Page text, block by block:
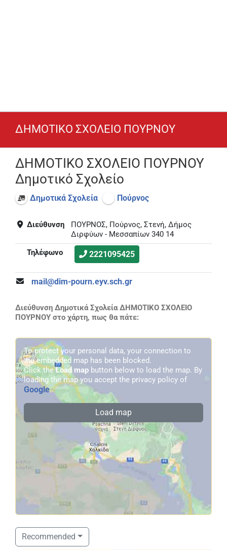
ΔΗΜΟΤΙΚΟ ΣΧΟΛΕΙΟ ΠΟΥΡΝΟΥ
ΔΗΜΟΤΙΚΟ ΣΧΟΛΕΙΟ ΠΟΥΡΝΟΥ
Δημοτικό Σχολείο
Δημοτικά Σχολεία Πούρνος
Διεύθυνση
ΠΟΥΡΝΟΣ, Πούρνος, Στενή, Δήμος
Διρφύων - Μεσσαπίων 340 14
Τηλέφωνο
2221095425
mail@dim-pourn.eyv.sch.gr
Διεύθυνση Δημοτικά Σχολεία ΔΗΜΟΤΙΚΟ ΣΧΟΛΕΙΟ
ΠΟΥΡΝΟΥ στο χάρτη, πως θα πάτε:
To protect your personal data, your connection to
the embedded map has been blocked.
Click theLoad map button below to load the map. By
loading the map you accept the privacy policy of
Google.
Load map
Recommended